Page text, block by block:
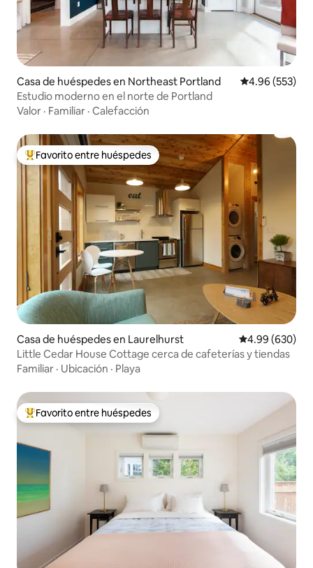
Casa de huéspedes en Northeast Portland Calificación
4.96 (553)
Estudio moderno en el norte de Portland
Valor · Familiar · Calefacción
De los mejores en Favorito entre huéspedes
Favorito entre huéspedes
Casa de huéspedes en Laurelhurst Calificación
4.99 (630)
Little Cedar House Cottage cerca de cafeterías y tiendas
Familiar · Ubicación · Playa
De los mejores en Favorito entre huéspedes
Favorito entre huéspedes